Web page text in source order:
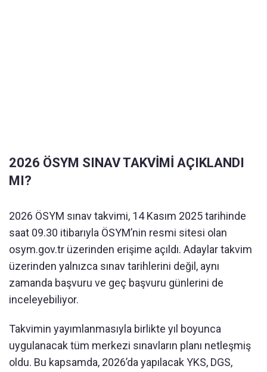
2026 ÖSYM SINAV TAKVİMİ AÇIKLANDI
MI?
2026 ÖSYM sınav takvimi, 14 Kasım 2025 tarihinde
saat 09.30 itibarıyla ÖSYM’nin resmi sitesi olan
osym.gov.tr üzerinden erişime açıldı. Adaylar takvim
üzerinden yalnızca sınav tarihlerini değil, aynı
zamanda başvuru ve geç başvuru günlerini de
inceleyebiliyor.
Takvimin yayımlanmasıyla birlikte yıl boyunca
uygulanacak tüm merkezi sınavların planı netleşmiş
oldu. Bu kapsamda, 2026’da yapılacak YKS, DGS,